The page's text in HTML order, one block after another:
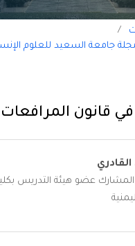
/
قانون المرافعات
المشارك عضو هيئة التدريس